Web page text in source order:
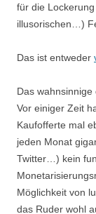
für die
illusorischen…)
Das ist entweder
Das
Vor einiger Zeit
Kaufofferte mal
jeden Monat
Twitter…) kein
Möglichkeit von
das Ruder wohl